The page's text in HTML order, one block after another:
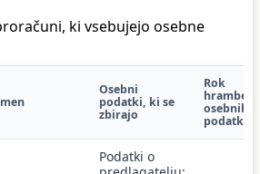
ki vsebujejo osebne
Osebni
podatki, ki se
zbirajo
Rok
hrambe
osebnih
podatkov
Podatki o